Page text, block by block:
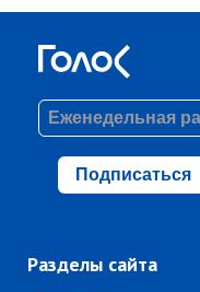
Подписаться
Разделы сайта